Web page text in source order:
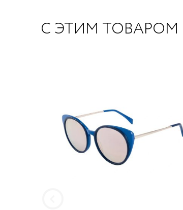
С ЭТИМ